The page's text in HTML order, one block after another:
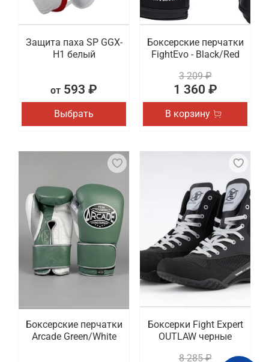
Защита паха SP GGX-
H1 белый
от 593 ₽
Выбрать
Боксерские перчатки
FightEvo - Black/Red
3 209 ₽
1 360 ₽
В корзину
Боксерские перчатки
Arcade Green/White
Боксерки Fight Expert
OUTLAW черные
8 285 ₽